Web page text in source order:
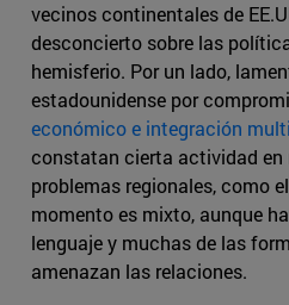
vecinos continentales de
desconcierto sobre las
hemisferio. Por un lado,
estadounidense por
económico e integración
constatan cierta actividad en
problemas regionales, como el
momento es mixto, aunque
lenguaje y muchas de las
amenazan las relaciones.